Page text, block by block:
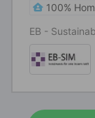
100%
EB -